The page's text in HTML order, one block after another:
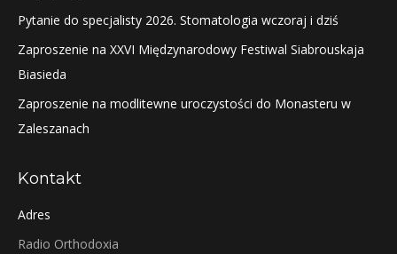
Pytanie do specjalisty 2026. Stomatologia wczoraj i dziś
Zaproszenie na XXVI Międzynarodowy Festiwal Siabrouskaja
Biasieda
Zaproszenie na modlitewne uroczystości do Monasteru w
Zaleszanach
Kontakt
Adres
Radio Orthodoxia